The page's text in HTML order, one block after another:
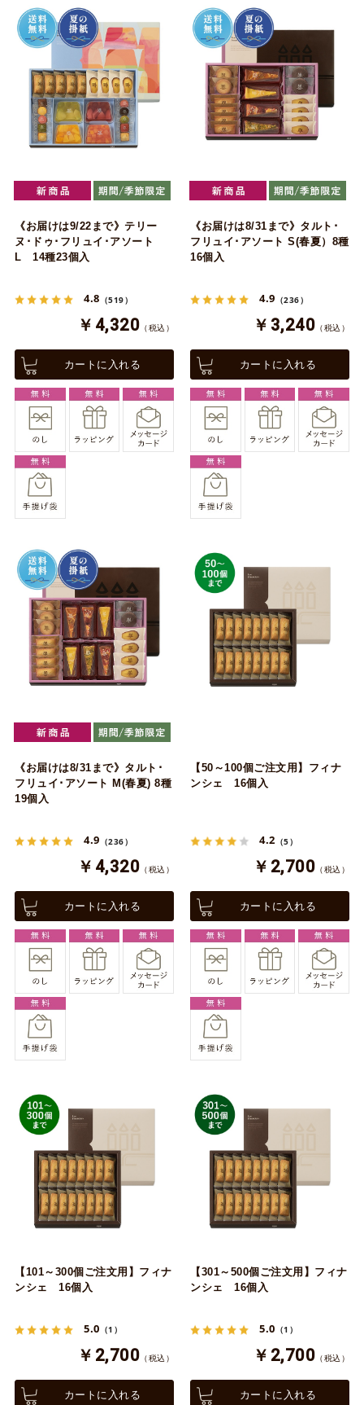
《お届けは9/22まで》テリー
ヌ･ドゥ･フリュイ･アソート
L 14種23個入
4.8 （519）
￥4,320 （税込）
カートに入れる
《お届けは8/31まで》タルト･
フリュイ･アソート S(春夏）8種
16個入
4.9 （236）
￥3,240 （税込）
カートに入れる
《お届けは8/31まで》タルト･
フリュイ･アソート M(春夏) 8種
19個入
4.9 （236）
￥4,320 （税込）
カートに入れる
【50～100個ご注文用】フィナ
ンシェ 16個入
4.2 （5）
￥2,700 （税込）
カートに入れる
【101～300個ご注文用】フィナ
ンシェ 16個入
5.0 （1）
￥2,700 （税込）
カートに入れる
【301～500個ご注文用】フィナ
ンシェ 16個入
5.0 （1）
￥2,700 （税込）
カートに入れる